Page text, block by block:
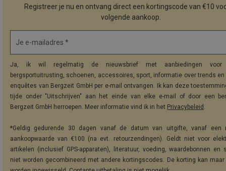
Registreer je nu en ontvang direct een kortingscode van €10
volgende aankoop.
Je e-mailadres *
Ja, ik wil regelmatig de nieuwsbrief met aanbiedingen voor
bergsportuitrusting, schoenen, accessoires, sport, informatie over trends
enquêtes van Bergzeit GmbH per e-mail ontvangen. Ik kan deze
tijde onder "Uitschrijven" aan het einde van elke e-mail of door een
Bergzeit GmbH herroepen. Meer informatie vind ik in het Privacybeleid .
*Geldig gedurende 30 dagen vanaf de datum van uitgifte, vanaf een
aankoopwaarde van €100 (na evt. retourzendingen). Geldt niet voor
artikelen (inclusief GPS-apparaten), literatuur, voeding, waardebonnen en
niet worden gecombineerd met andere kortingscodes. De korting kan maar